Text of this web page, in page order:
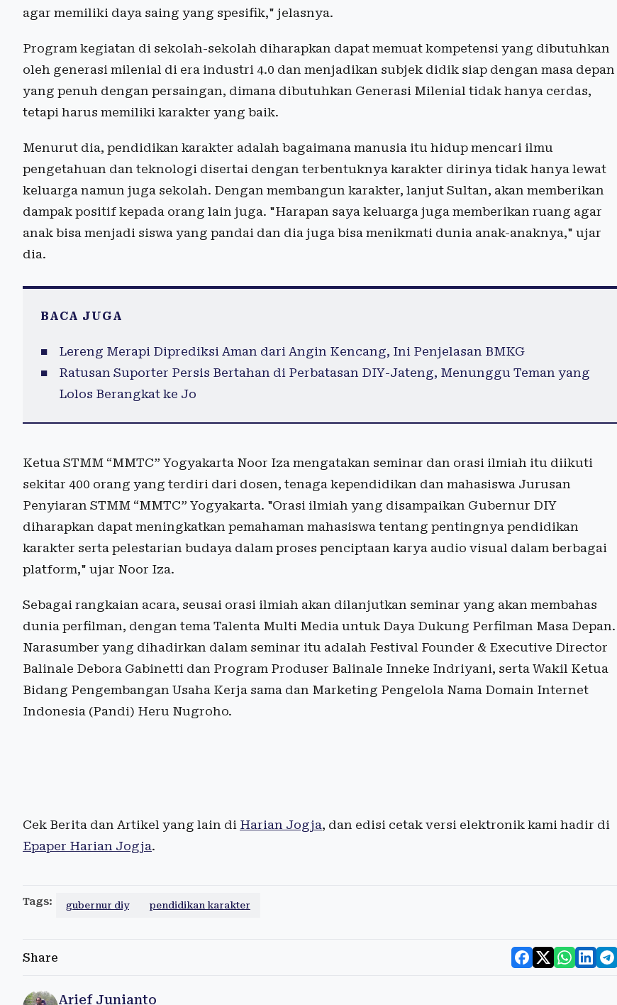
agar memiliki daya saing yang spesifik," jelasnya.
Program kegiatan di sekolah-sekolah diharapkan dapat memuat kompetensi yang dibutuhkan
oleh generasi milenial di era industri 4.0 dan menjadikan subjek didik siap dengan masa depan
yang penuh dengan persaingan, dimana dibutuhkan Generasi Milenial tidak hanya cerdas,
tetapi harus memiliki karakter yang baik.
Menurut dia, pendidikan karakter adalah bagaimana manusia itu hidup mencari ilmu
pengetahuan dan teknologi disertai dengan terbentuknya karakter dirinya tidak hanya lewat
keluarga namun juga sekolah. Dengan membangun karakter, lanjut Sultan, akan memberikan
dampak positif kepada orang lain juga. "Harapan saya keluarga juga memberikan ruang agar
anak bisa menjadi siswa yang pandai dan dia juga bisa menikmati dunia anak-anaknya," ujar
dia.
BACA JUGA
Lereng Merapi Diprediksi Aman dari Angin Kencang, Ini Penjelasan BMKG
Ratusan Suporter Persis Bertahan di Perbatasan DIY-Jateng, Menunggu Teman yang
Lolos Berangkat ke Jo
Ketua STMM “MMTC” Yogyakarta Noor Iza mengatakan seminar dan orasi ilmiah itu diikuti
sekitar 400 orang yang terdiri dari dosen, tenaga kependidikan dan mahasiswa Jurusan
Penyiaran STMM “MMTC” Yogyakarta. "Orasi ilmiah yang disampaikan Gubernur DIY
diharapkan dapat meningkatkan pemahaman mahasiswa tentang pentingnya pendidikan
karakter serta pelestarian budaya dalam proses penciptaan karya audio visual dalam berbagai
platform," ujar Noor Iza.
Sebagai rangkaian acara, seusai orasi ilmiah akan dilanjutkan seminar yang akan membahas
dunia perfilman, dengan tema Talenta Multi Media untuk Daya Dukung Perfilman Masa Depan.
Narasumber yang dihadirkan dalam seminar itu adalah Festival Founder & Executive Director
Balinale Debora Gabinetti dan Program Produser Balinale Inneke Indriyani, serta Wakil Ketua
Bidang Pengembangan Usaha Kerja sama dan Marketing Pengelola Nama Domain Internet
Indonesia (Pandi) Heru Nugroho.
Cek Berita dan Artikel yang lain di Harian Jogja, dan edisi cetak versi elektronik kami hadir di
Epaper Harian Jogja.
Tags: gubernur diy pendidikan karakter
Share
Arief Junianto